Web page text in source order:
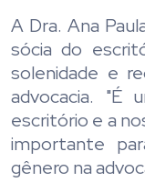
A Dra. Ana
sócia do
solenidade e
advocacia. "É
escritório e a
importante
gênero na